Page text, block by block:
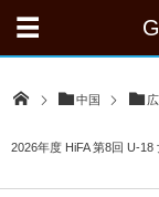
中国
2026年度 HiFA 第8回 U-